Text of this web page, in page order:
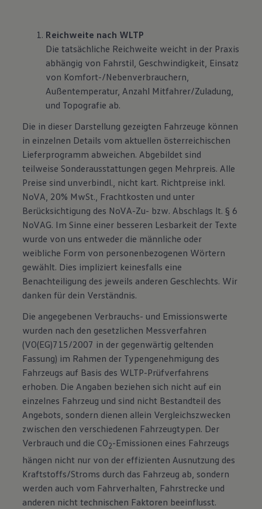
Reichweite nach WLTP
Die tatsächliche Reichweite weicht in der Praxis
abhängig von Fahrstil, Geschwindigkeit, Einsatz
von Komfort-/Nebenverbrauchern,
Außentemperatur, Anzahl Mitfahrer/Zuladung,
und Topografie ab.
Die in dieser Darstellung gezeigten Fahrzeuge können
in einzelnen Details vom aktuellen österreichischen
Lieferprogramm abweichen. Abgebildet sind
teilweise Sonderausstattungen gegen Mehrpreis. Alle
Preise sind unverbindl., nicht kart. Richtpreise inkl.
NoVA, 20% MwSt., Frachtkosten und unter
Berücksichtigung des NoVA-Zu- bzw. Abschlags lt. § 6
NoVAG. Im Sinne einer besseren Lesbarkeit der Texte
wurde von uns entweder die männliche oder
weibliche Form von personenbezogenen Wörtern
gewählt. Dies impliziert keinesfalls eine
Benachteiligung des jeweils anderen Geschlechts. Wir
danken für dein Verständnis.
Die angegebenen Verbrauchs- und Emissionswerte
wurden nach den gesetzlichen Messverfahren
(VO(EG)715/2007 in der gegenwärtig geltenden
Fassung) im Rahmen der Typengenehmigung des
Fahrzeugs auf Basis des WLTP-Prüfverfahrens
erhoben. Die Angaben beziehen sich nicht auf ein
einzelnes Fahrzeug und sind nicht Bestandteil des
Angebots, sondern dienen allein Vergleichszwecken
zwischen den verschiedenen Fahrzeugtypen. Der
Verbrauch und die CO2-Emissionen eines Fahrzeugs
hängen nicht nur von der effizienten Ausnutzung des
Kraftstoffs/Stroms durch das Fahrzeug ab, sondern
werden auch vom Fahrverhalten, Fahrstrecke und
anderen nicht technischen Faktoren beeinflusst.